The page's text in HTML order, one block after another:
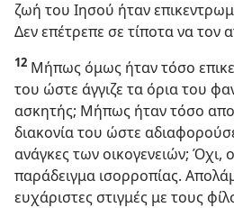
ζωή του Ιησού ήταν
Δεν επέτρεπε σε τίποτα να τον
12 Μήπως όμως ήταν τόσο
του ώστε άγγιζε τα όρια του
ασκητής; Μήπως ήταν τόσο
διακονία του ώστε
ανάγκες των οικογενειών; Όχι,
παράδειγμα ισορροπίας.
ευχάριστες στιγμές με τους